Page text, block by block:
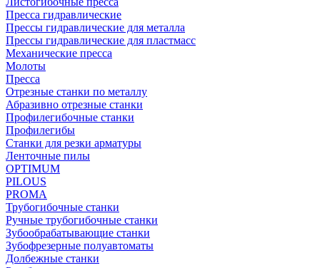
Пресса гидравлические
Прессы гидравлические для металла
Прессы гидравлические для пластмасс
Механические пресса
Молоты
Пресса
Отрезные станки по металлу
Абразивно отрезные станки
Профилегибочные станки
Профилегибы
Станки для резки арматуры
Ленточные пилы
OPTIMUM
PILOUS
PROMA
Трубогибочные станки
Ручные трубогибочные станки
Зубообрабатывающие станки
Зубофрезерные полуавтоматы
Долбежные станки